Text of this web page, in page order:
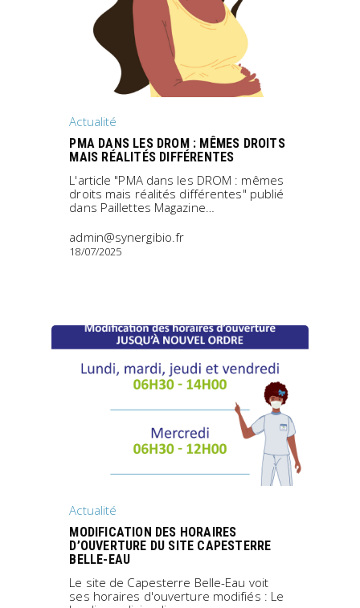
Actualité
PMA DANS LES DROM : MÊMES DROITS
MAIS RÉALITÉS DIFFÉRENTES
L'article "PMA dans les DROM : mêmes
droits mais réalités différentes" publié
dans Paillettes Magazine…
admin@synergibio.fr
18/07/2025
Actualité
MODIFICATION DES HORAIRES
D’OUVERTURE DU SITE CAPESTERRE
BELLE-EAU
Le site de Capesterre Belle-Eau voit
ses horaires d'ouverture modifiés : Le